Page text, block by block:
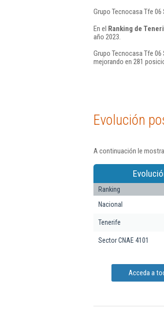
Grupo Tecnocasa Tfe
En el Ranking de
año 2023.
Grupo Tecnocasa Tfe
mejorando en 281
Evolución
A continuación le
Ranking
Nacional
Tenerife
Sector CNAE 4101
Acceda a